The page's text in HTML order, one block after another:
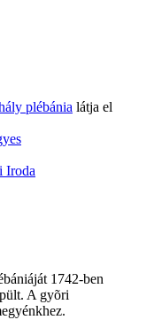
plébánia látja el
Iroda
1742-ben
A gyõri